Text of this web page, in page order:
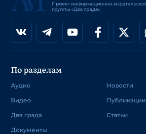
По разделам
Аудио
Видео
Два града
Документы
Новости
Публикации
Статьи